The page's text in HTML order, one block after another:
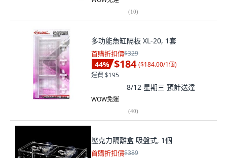
(10)
多功能魚缸隔板 XL-20, 1套
首購折扣價$329
44% $184 ($184.00/1個)
運費 $195
8/12 星期三 預計送達
WOW免運
(40)
壓克力隔離盒 吸盤式, 1個
首購折扣價$389